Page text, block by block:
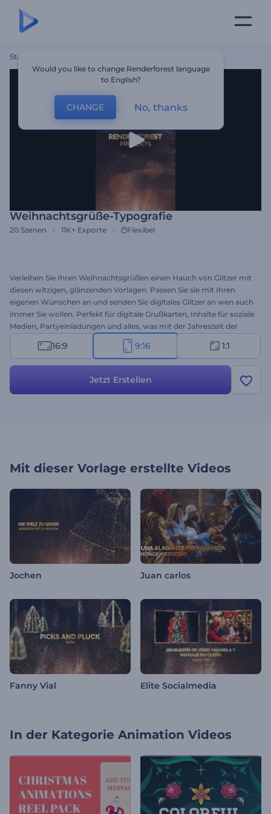
Startseite
Weihnachtsgrüße-Typografie
20 Szenen 11K+ Exporte Flexibel
Verleihen Sie Ihren Weihnachtsgrüßen einen Hauch von Glitzer mit
diesen witzigen, glänzenden Vorlagen. Passen Sie sie mit Ihren
eigenen Wünschen an und senden Sie digitales Glitzer an wen auch
immer Sie wollen. Perfekt für digitale Grußkarten, Inhalte für soziale
Medien, Partyeinladungen und alles, was mit der Jahreszeit der
schimmernden Lichter zu tun hat. Jetzt ausprobieren!
16:9 9:16 1:1
Jetzt Erstellen
Mit dieser Vorlage erstellte Videos
Jochen Juan carlos
Fanny Vial Elite Socialmedia
In der Kategorie Animation Videos
Would you like to change Renderforest language
to English?
CHANGE No, thanks